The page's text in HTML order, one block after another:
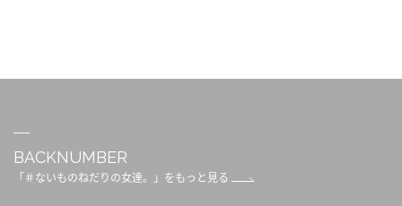
BACKNUMBER
「＃ないものねだりの女達。」をもっと見る